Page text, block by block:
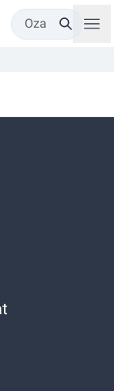
Oza